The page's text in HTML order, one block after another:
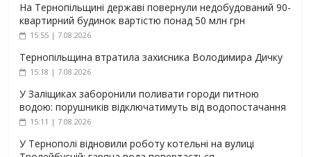
На Тернопільщині державі повернули недобудований 90-
квартирний будинок вартістю понад 50 млн грн
15:55 | 7.08.2026
Тернопільщина втратила захисника Володимира Дичку
15:18 | 7.08.2026
У Заліщиках заборонили поливати городи питною
водою: порушників відключатимуть від водопостачання
15:11 | 7.08.2026
У Тернополі відновили роботу котельні на вулиці